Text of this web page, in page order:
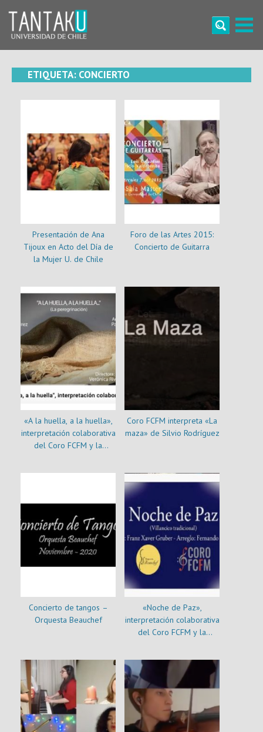
content
ETIQUETA: CONCIERTO
Presentación de Ana
Tijoux en Acto del Día de
la Mujer U. de Chile
Foro de las Artes 2015:
Concierto de Guitarra
«A la huella, a la huella»,
interpretación colaborativa
del Coro FCFM y la
Coro FCFM interpreta «La
maza» de Silvio Rodríguez
Concierto de tangos –
Orquesta Beauchef
«Noche de Paz»,
interpretación colaborativa
del Coro FCFM y la